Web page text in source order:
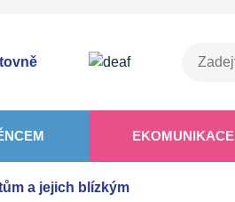
EKOMUNIKACE
a jejich blízkým